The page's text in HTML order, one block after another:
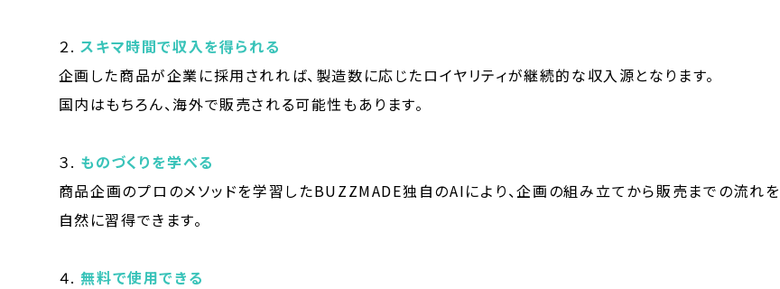
２.スキマ時間で収入を得られる
企画した商品が企業に採用されれば、製造数に応じたロイヤリティが継続的な収入源となります。
国内はもちろん、海外で販売される可能性もあります。
３. ものづくりを学べる
商品企画のプロのメソッドを学習したBUZZMADE独自のAIにより、企画の組み立てから販売までの流れを
自然に習得できます。
４.無料で使用できる